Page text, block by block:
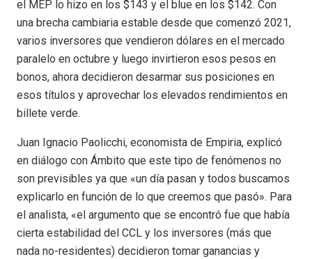
el MEP lo hizo en los $143 y el blue en los $142. Con
una brecha cambiaria estable desde que comenzó 2021,
varios inversores que vendieron dólares en el mercado
paralelo en octubre y luego invirtieron esos pesos en
bonos, ahora decidieron desarmar sus posiciones en
esos títulos y aprovechar los elevados rendimientos en
billete verde.
Juan Ignacio Paolicchi, economista de Empiria, explicó
en diálogo con Ámbito que este tipo de fenómenos no
son previsibles ya que «un día pasan y todos buscamos
explicarlo en función de lo que creemos que pasó». Para
el analista, «el argumento que se encontró fue que había
cierta estabilidad del CCL y los inversores (más que
nada no-residentes) decidieron tomar ganancias y